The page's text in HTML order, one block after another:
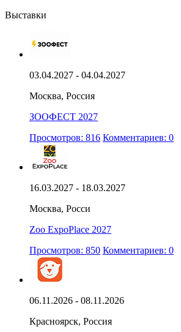
Выставки
03.04.2027 - 04.04.2027
Москва, Россия
ЗООФЕСТ 2027
Просмотров: 816 Комментариев: 0
16.03.2027 - 18.03.2027
Москва, Росси
Zoo ExpoPlace 2027
Просмотров: 850 Комментариев: 0
06.11.2026 - 08.11.2026
Красноярск, Россия